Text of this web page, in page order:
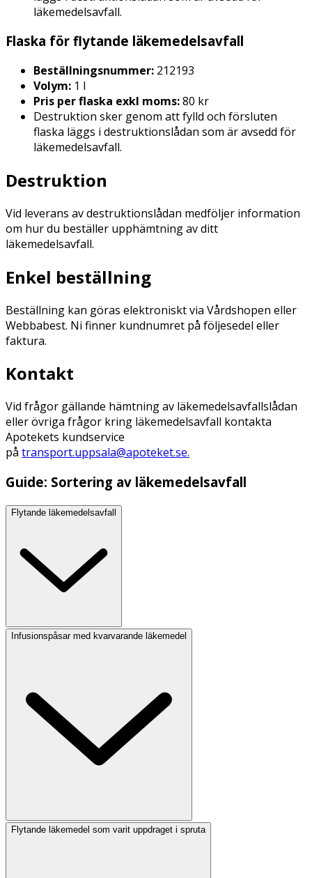
läkemedelsavfall.
Flaska för flytande läkemedelsavfall
Beställningsnummer: 212193
Volym: 1 l
Pris per flaska exkl moms:80 kr
Destruktion sker genom att fylld och försluten
flaska läggs i destruktionslådan som är avsedd för
läkemedelsavfall.
Destruktion
Vid leverans av destruktionslådan medföljer information
om hur du beställer upphämtning av ditt
läkemedelsavfall.
Enkel beställning
Beställning kan göras elektroniskt via Vårdshopen eller
Webbabest. Ni finner kundnumret på följesedel eller
faktura.
Kontakt
Vid frågor gällande hämtning av läkemedelsavfallslådan
eller övriga frågor kring läkemedelsavfall kontakta
Apotekets kundservice
på transport.uppsala@apoteket.se.
Guide: Sortering av läkemedelsavfall
Flytande läkemedelsavfall
Infusionspåsar med kvarvarande läkemedel
Flytande läkemedel som varit uppdraget i spruta